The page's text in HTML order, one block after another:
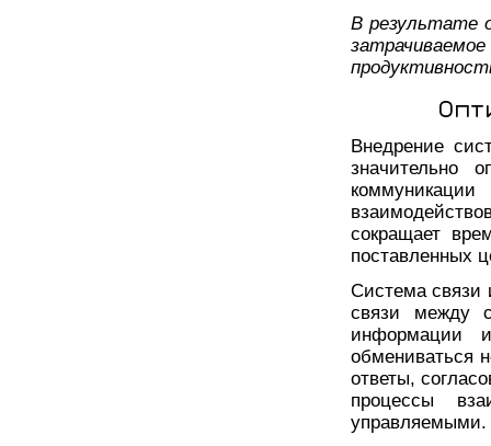
В результате
Внедрение
значительно
сокращает
поставленных
Система связи
связи между
информации
обмениваться
ответы,
процессы
управляемыми.